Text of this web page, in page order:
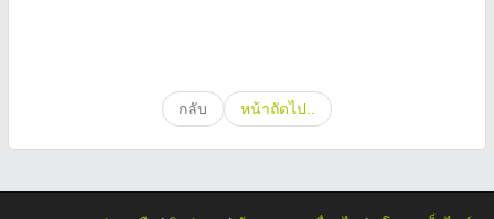
กลับ หน้าถัดไป..